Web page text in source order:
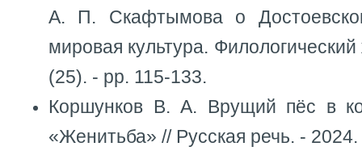
А. П. Скафтымова о
мировая культура.
(25). - pp. 115-133.
Коршунков В. А. Врущий пёс в
«Женитьба» // Русская речь. -